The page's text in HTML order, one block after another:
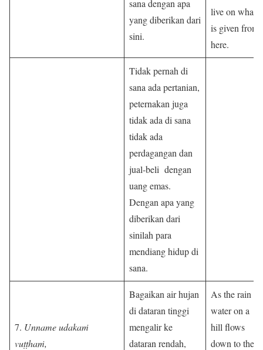
sana dengan apa
yang diberikan dari
sini.
live on what
is given from
here.
Tidak pernah di
sana ada pertanian,
peternakan juga
tidak ada di sana
tidak ada
perdagangan dan
jual-beli dengan
uang emas.
Dengan apa yang
diberikan dari
sinilah para
mendiang hidup di
sana.
7. Unname udakaṁ
vuṭṭhaṁ,
Bagaikan air hujan
di dataran tinggi
mengalir ke
dataran rendah,
As the rain
water on a
hill flows
down to the